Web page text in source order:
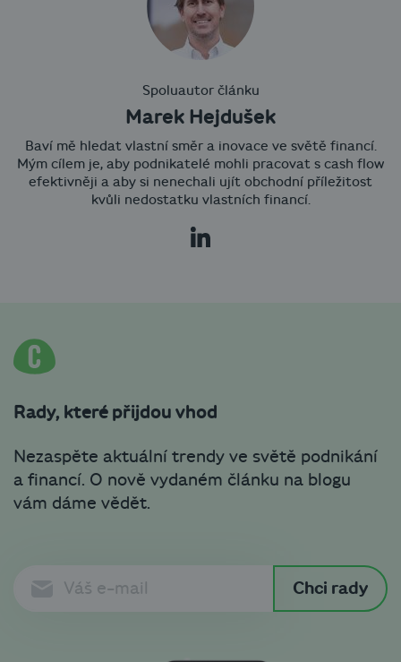
Spoluautor článku
Marek Hejdušek
Baví mě hledat vlastní směr a inovace ve světě financí.
Mým cílem je, aby podnikatelé mohli pracovat s cash flow
efektivněji a aby si nenechali ujít obchodní příležitost
kvůli nedostatku vlastních financí.
Rady, které přijdou vhod
Nezaspěte aktuální trendy ve světě podnikání
a financí. O nově vydaném článku na blogu
vám dáme vědět.
Chci rady